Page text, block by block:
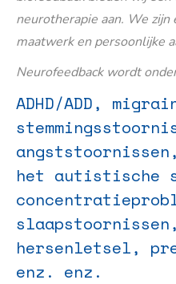
neurotherapie aan. We
maatwerk en persoonlijke
Neurofeedback wordt
ADHD/ADD,
het autistische
hersenletsel,
enz. enz.